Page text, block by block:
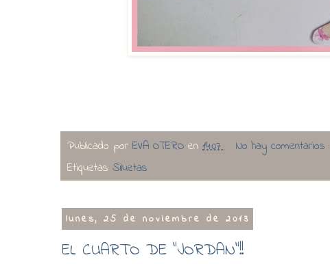
Publicado por EVA OTERO en 14:07
No hay comentarios :
Etiquetas: Siluetas
lunes, 25 de noviembre de 2013
EL CUARTO DE "JORDAN"!!